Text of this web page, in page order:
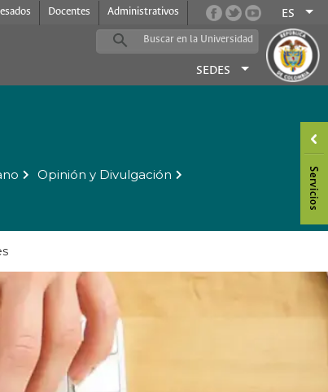
Docentes Administrativos ES
SEDES
Opinión y Divulgación